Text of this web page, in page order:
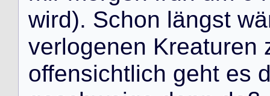
wird). Schon längst wä
verlogenen Kreaturen
offensichtlich geht es